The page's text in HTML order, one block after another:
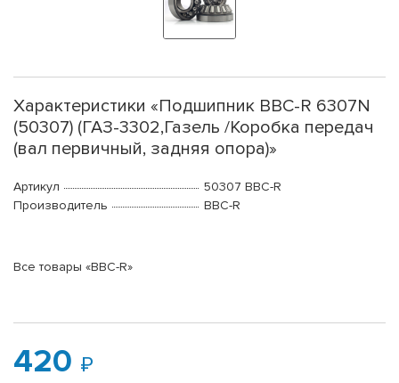
Характеристики «Подшипник BBC-R 6307N
(50307) (ГАЗ-3302,Газель /Коробка передач
(вал первичный, задняя опора)»
Артикул
50307 BBC-R
Производитель
BBC-R
Все товары «BBC-R»
420